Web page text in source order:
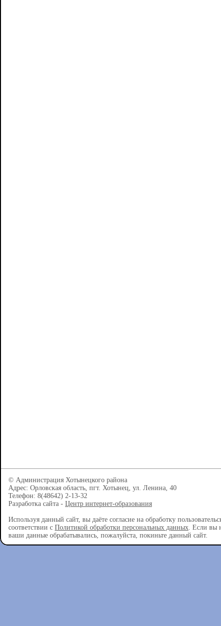
© Администрация Хотынецкого района
Адрес: Орловская область, пгт. Хотынец, ул. Ленина, 40
Телефон: 8(48642) 2-13-32
Разработка сайта - Центр интернет-образования
Используя данный сайт, вы даёте согласие на обработку
соответствии с Политикой обработки персональных данных. Если вы
ваши данные обрабатывались, пожалуйста, покиньте данный сайт.